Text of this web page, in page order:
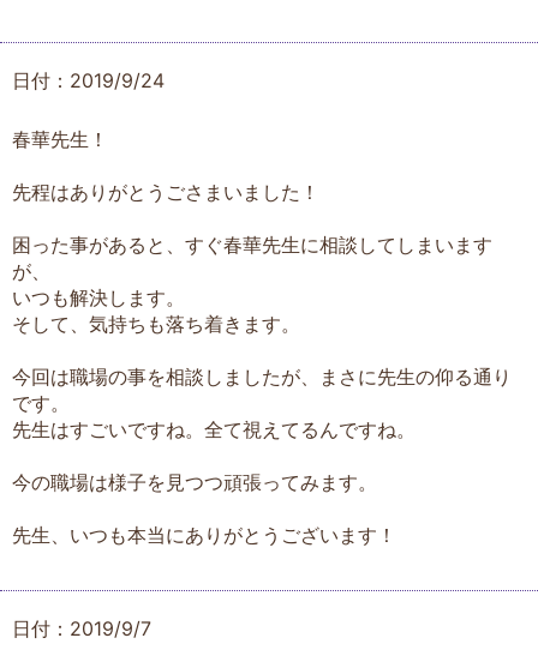
日付：2019/9/24
春華先生！
先程はありがとうごさまいました！
困った事があると、すぐ春華先生に相談してしまいます
が、
いつも解決します。
そして、気持ちも落ち着きます。
今回は職場の事を相談しましたが、まさに先生の仰る通り
です。
先生はすごいですね。全て視えてるんですね。
今の職場は様子を見つつ頑張ってみます。
先生、いつも本当にありがとうございます！
日付：2019/9/7